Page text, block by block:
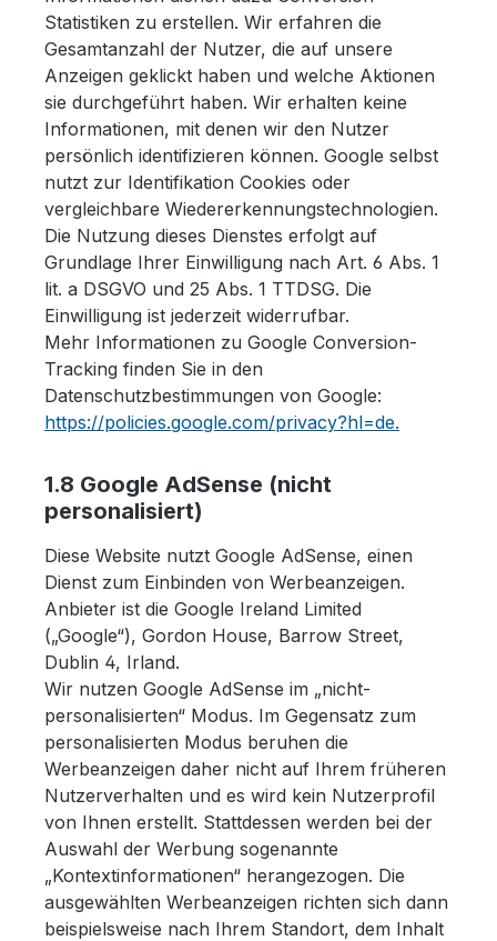
Statistiken zu erstellen. Wir erfahren die
Gesamtanzahl der Nutzer, die auf unsere
Anzeigen geklickt haben und welche Aktionen
sie durchgeführt haben. Wir erhalten keine
Informationen, mit denen wir den Nutzer
persönlich identifizieren können. Google selbst
nutzt zur Identifikation Cookies oder
vergleichbare Wiedererkennungstechnologien.
Die Nutzung dieses Dienstes erfolgt auf
Grundlage Ihrer Einwilligung nach Art. 6 Abs. 1
lit. a DSGVO und 25 Abs. 1 TTDSG. Die
Einwilligung ist jederzeit widerrufbar.
Mehr Informationen zu Google Conversion-
Tracking finden Sie in den
Datenschutzbestimmungen von Google:
https://policies.google.com/privacy?hl=de.
1.8 Google AdSense (nicht
personalisiert)
Diese Website nutzt Google AdSense, einen
Dienst zum Einbinden von Werbeanzeigen.
Anbieter ist die Google Ireland Limited
(„Google“), Gordon House, Barrow Street,
Dublin 4, Irland.
Wir nutzen Google AdSense im „nicht-
personalisierten“ Modus. Im Gegensatz zum
personalisierten Modus beruhen die
Werbeanzeigen daher nicht auf Ihrem früheren
Nutzerverhalten und es wird kein Nutzerprofil
von Ihnen erstellt. Stattdessen werden bei der
Auswahl der Werbung sogenannte
„Kontextinformationen“ herangezogen. Die
ausgewählten Werbeanzeigen richten sich dann
beispielsweise nach Ihrem Standort, dem Inhalt